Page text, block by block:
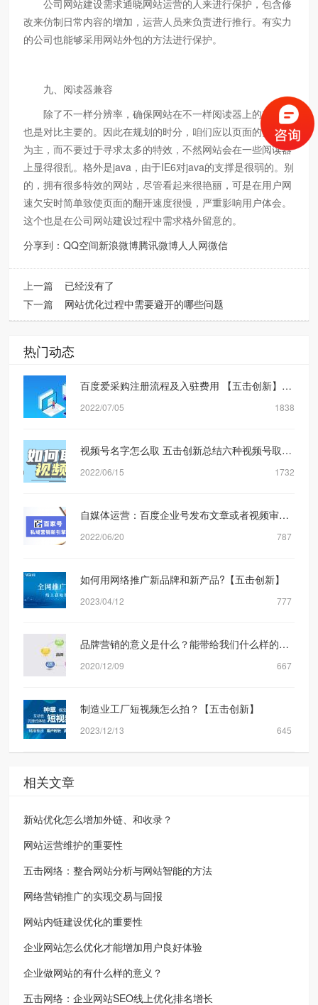
公司网站建设需求通晓网站运营的人来进行保护，包含修
改来仿制日常内容的增加，运营人员来负责进行推行。有实力
的公司也能够采用网站外包的方法进行保护。
九、阅读器兼容
除了不一样分辨率，确保网站在不一样阅读器上的兼容性
也是对比主要的。因此在规划的时分，咱们应以页面的实用性
为主，而不要过于寻求太多的特效，不然网站会在一些阅读器
上显得很乱。格外是java，由于IE6对java的支撑是很弱的。别
的，拥有很多特效的网站，尽管看起来很艳丽，可是在用户网
速欠安时简单致使页面的翻开速度很慢，严重影响用户体会。
这个也是在公司网站建设过程中需求格外留意的。
分享到：QQ空间新浪微博腾讯微博人人网微信
上一篇 已经没有了
下一篇 网站优化过程中需要避开的哪些问题
热门动态
百度爱采购注册流程及入驻费用 【五击创新】网络营销公司
2022/07/05 1838
视频号名字怎么取 五击创新总结六种视频号取名方式
2022/06/15 1732
自媒体运营：百度企业号发布文章或者视频审核规则机制是什么？【五击创新】
2022/06/20 787
如何用网络推广新品牌和新产品?【五击创新】
2023/04/12 777
品牌营销的意义是什么？能带给我们什么样的转化？
2020/12/09 667
制造业工厂短视频怎么拍？【五击创新】
2023/12/13 645
相关文章
新站优化怎么增加外链、和收录？
网站运营维护的重要性
五击网络：整合网站分析与网站智能的方法
网络营销推广的实现交易与回报
网站内链建设优化的重要性
企业网站怎么优化才能增加用户良好体验
企业做网站的有什么样的意义？
五击网络：企业网站SEO线上优化排名增长